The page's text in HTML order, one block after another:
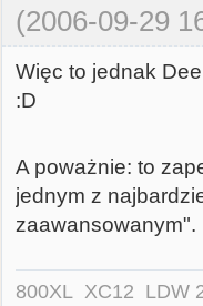
(2006-09-29
Więc to jednak
:D
A poważnie: to
jednym z
zaawansowanym".
800XL XC12 LDW